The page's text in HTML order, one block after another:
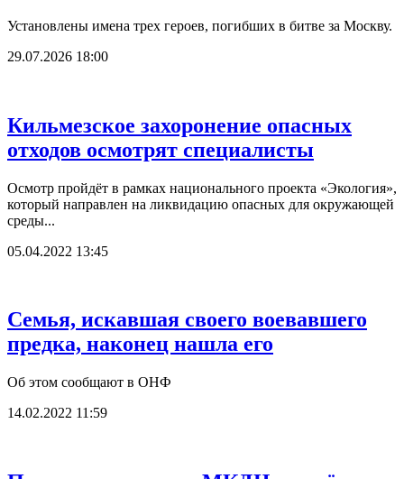
Установлены имена трех героев, погибших в битве за Москву.
29.07.2026 18:00
Кильмезское захоронение опасных
отходов осмотрят специалисты
Осмотр пройдёт в рамках национального проекта «Экология»,
который направлен на ликвидацию опасных для окружающей
среды...
05.04.2022 13:45
Семья, искавшая своего воевавшего
предка, наконец нашла его
Об этом сообщают в ОНФ
14.02.2022 11:59